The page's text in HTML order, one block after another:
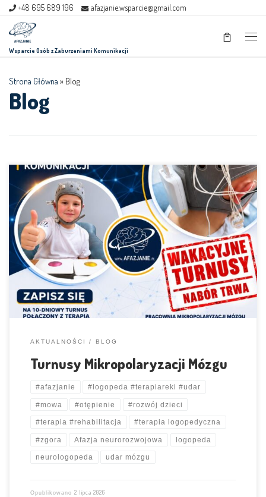
+48 695 689 196 afazjanie.wsparcie@gmail.com
Wsparcie Osób z Zaburzeniami Komunikacji
Strona Główna » Blog
Blog
Zapraszamy
AKTUALNOŚCI BLOG
Turnusy Mikropolaryzacji Mózgu
#afazjanie #logopeda #terapiareki #udar
#mowa #otępienie #rozwój dzieci
#terapia #rehabilitacja #terapia logopedyczna
#zgora Afazja neurorozwojowa logopeda
neurologopeda udar mózgu
Opublikowano 2 lipca 2026